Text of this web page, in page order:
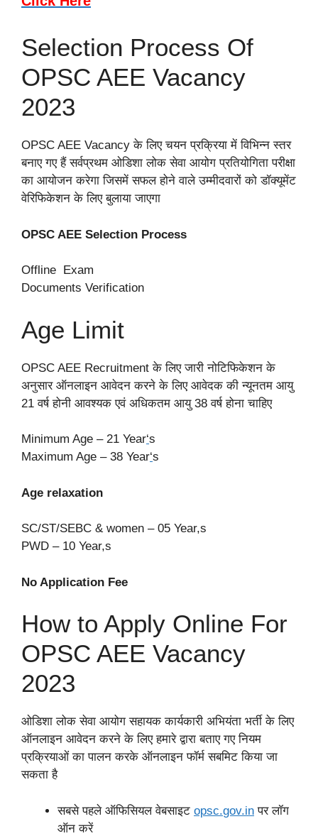
Selection Process Of
OPSC AEE Vacancy
2023
OPSC AEE Vacancy के लिए चयन प्रक्रिया में विभिन्न स्तर
बनाए गए हैं सर्वप्रथम ओडिशा लोक सेवा आयोग प्रतियोगिता परीक्षा
का आयोजन करेगा जिसमें सफल होने वाले उम्मीदवारों को डॉक्यूमेंट
वेरिफिकेशन के लिए बुलाया जाएगा
OPSC AEE Selection Process
Offline Exam
Documents Verification
Age Limit
OPSC AEE Recruitment के लिए जारी नोटिफिकेशन के
अनुसार ऑनलाइन आवेदन करने के लिए आवेदक की न्यूनतम आयु
21 वर्ष होनी आवश्यक एवं अधिकतम आयु 38 वर्ष होना चाहिए
Minimum Age – 21 Year‘s
Maximum Age – 38 Year‘s
Age relaxation
SC/ST/SEBC & women – 05 Year,s
PWD – 10 Year,s
No Application Fee
How to Apply Online For
OPSC AEE Vacancy
2023
ओडिशा लोक सेवा आयोग सहायक कार्यकारी अभियंता भर्ती के लिए
ऑनलाइन आवेदन करने के लिए हमारे द्वारा बताए गए नियम
प्रक्रियाओं का पालन करके ऑनलाइन फॉर्म सबमिट किया जा
सकता है
सबसे पहले ऑफिसियल वेबसाइट opsc.gov.in पर लॉग
ऑन करें